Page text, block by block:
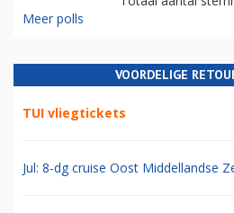
Meer polls
VOORDELIGE
TUI vliegtickets
Jul: 8-dg cruise Oost Middellandse